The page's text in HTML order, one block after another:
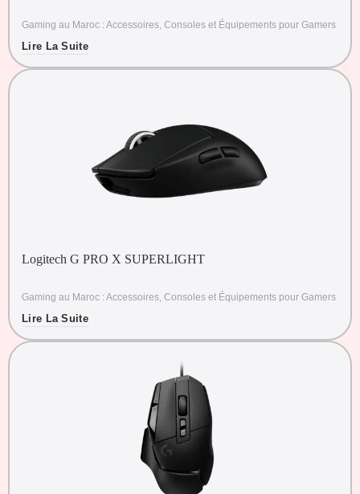
Gaming au Maroc : Accessoires, Consoles et Équipements pour Gamers
Lire La Suite
Logitech G PRO X SUPERLIGHT
Gaming au Maroc : Accessoires, Consoles et Équipements pour Gamers
Lire La Suite